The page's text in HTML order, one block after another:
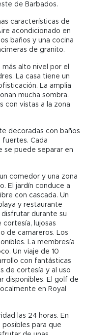
de Barbados.
características de
acondicionado en
baños y una cocina
de granito.
alto nivel por el
La casa tiene un
La amplia
mucha sombra.
con vistas a la zona
decoradas con baños
fuertes. Cada
se puede separar en
comedor y una zona
El jardín conduce a
con cascada. Un
y restaurante
disfrutar durante su
cortesía, lujosas
de camareros. Los
La membresía
Un viaje de 10
con fantásticas
de cortesía y al uso
disponibles. El golf de
en Royal
las 24 horas. En
para que